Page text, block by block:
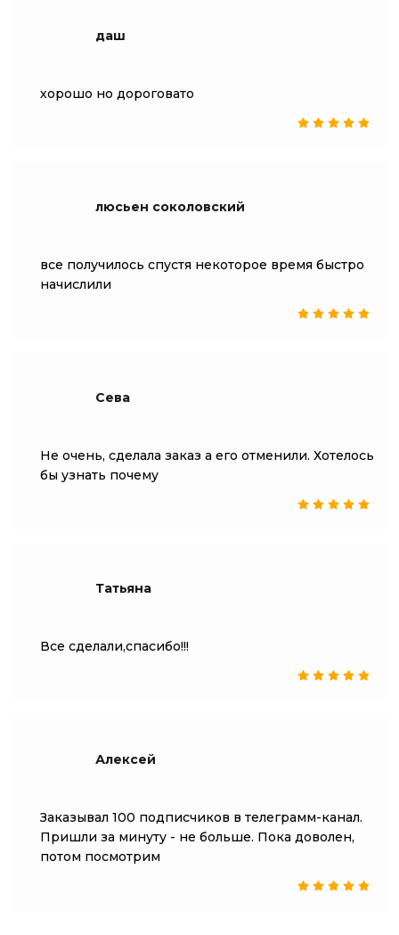
даш
хорошо но дороговато
люсьен соколовский
все получилось спустя некоторое время быстро
начислили
Сева
Не очень, сделала заказ а его отменили. Хотелось
бы узнать почему
Татьяна
Все сделали,спасибо!!!
Алексей
Заказывал 100 подписчиков в телеграмм-канал.
Пришли за минуту - не больше. Пока доволен,
потом посмотрим